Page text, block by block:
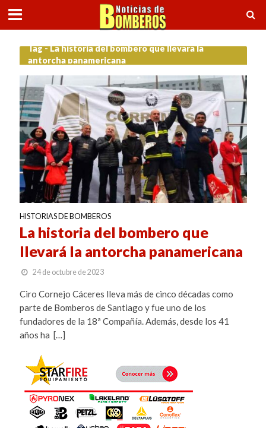
Tag - La historia del bombero que llevará la
antorcha panamericana
HISTORIAS DE BOMBEROS
La historia del bombero que
llevará la antorcha panamericana
24 de octubre de 2023
Ciro Cornejo Cáceres lleva más de cinco décadas como
parte de Bomberos de Santiago y fue uno de los
fundadores de la 18ª Compañía. Además, desde los 41
años ha […]